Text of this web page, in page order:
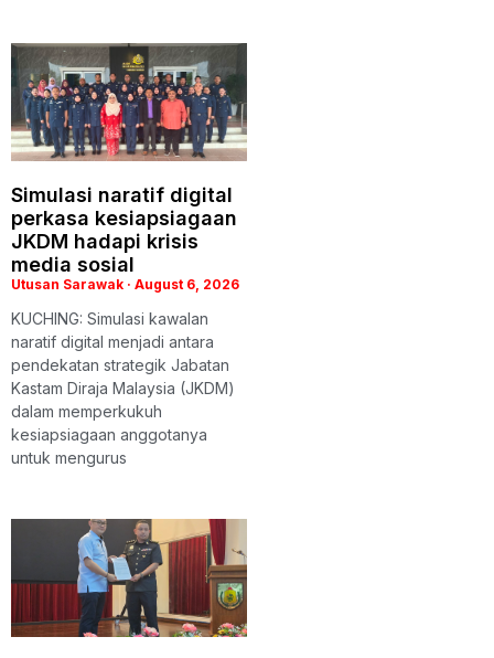
Simulasi naratif digital
perkasa kesiapsiagaan
JKDM hadapi krisis
media sosial
Utusan Sarawak August 6, 2026
KUCHING: Simulasi kawalan
naratif digital menjadi antara
pendekatan strategik Jabatan
Kastam Diraja Malaysia (JKDM)
dalam memperkukuh
kesiapsiagaan anggotanya
untuk mengurus